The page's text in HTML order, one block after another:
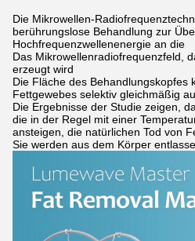
Die Mikrowellen-
berührungslose Behandlung zur
Hochfrequenzwellenenergie an die
Das Mikrowellenradiofrequenzfeld,
erzeugt wird
Die Fläche des Behandlungskopfes
Fettgewebes selektiv gleichmäßig
Die Ergebnisse der Studie zeigen,
die in der Regel mit einer
ansteigen, die natürlichen Tod von
Sie werden aus dem Körper